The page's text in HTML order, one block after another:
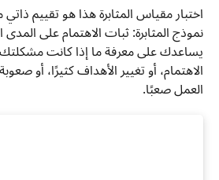
نموذج المثابرة: ثبات الاهتمام على
يساعدك على معرفة ما إذا كانت
الاهتمام، أو تغيير الأهداف كثيرًا، أو
العمل صعبًا.